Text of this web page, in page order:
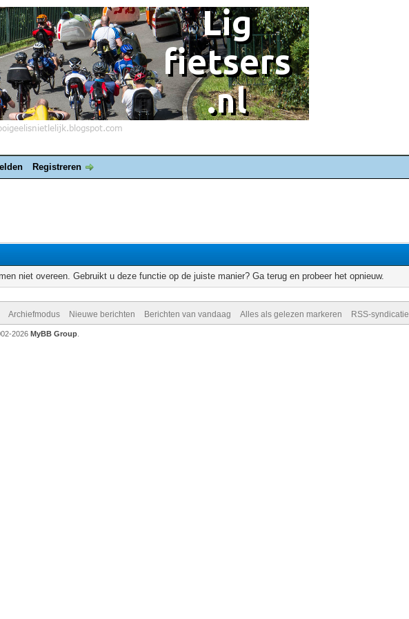
Registreren
niet overeen. Gebruikt u deze functie op de juiste manier? Ga terug en probeer het opnieuw.
Archiefmodus Nieuwe berichten Berichten van vandaag Alles als gelezen markeren RSS-syndicatie
2026 MyBB Group.